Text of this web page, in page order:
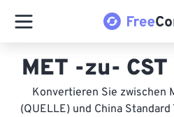
MET -zu-
Konvertieren Sie zwischen
(QUELLE) und China